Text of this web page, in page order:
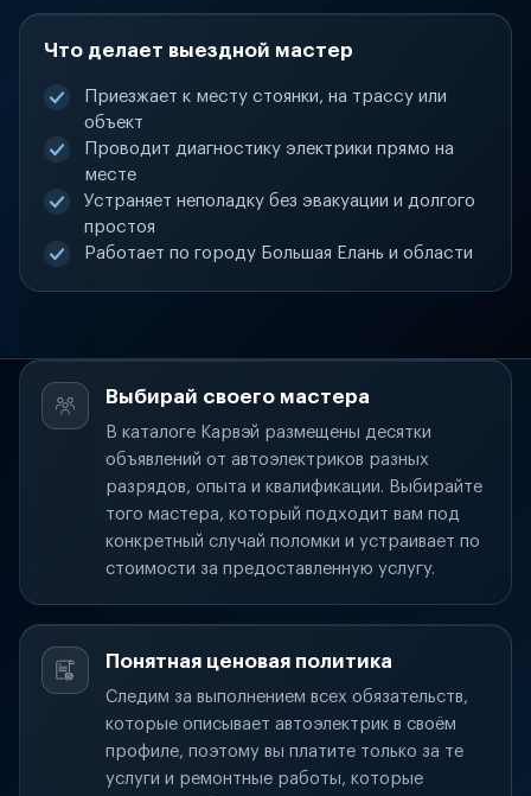
Что делает выездной мастер
Приезжает к месту стоянки, на трассу или
объект
Проводит диагностику электрики прямо на
месте
Устраняет неполадку без эвакуации и долгого
простоя
Работает по городу Большая Елань и области
Выбирай своего мастера
В каталоге Карвэй размещены десятки
объявлений от автоэлектриков разных
разрядов, опыта и квалификации. Выбирайте
того мастера, который подходит вам под
конкретный случай поломки и устраивает по
стоимости за предоставленную услугу.
Понятная ценовая политика
Следим за выполнением всех обязательств,
которые описывает автоэлектрик в своём
профиле, поэтому вы платите только за те
услуги и ремонтные работы, которые